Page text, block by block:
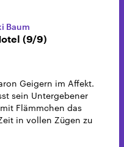
Baum
(9/9)
Geigern im Affekt.
sein Untergebener
Flämmchen das
in vollen Zügen zu